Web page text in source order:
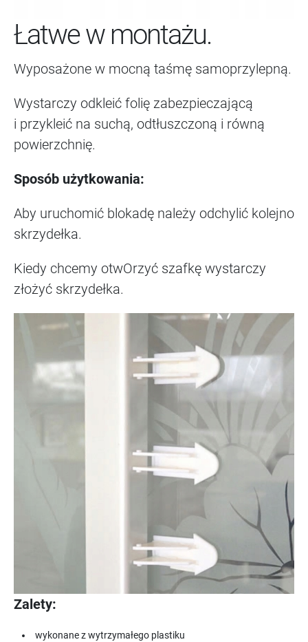
Łatwe w montażu.
Wyposażone w mocną taśmę samoprzylepną.
Wystarczy odkleić folię zabezpieczającą
i przykleić na suchą, odtłuszczoną i równą
powierzchnię.
Sposób użytkowania:
Aby uruchomić blokadę należy odchylić kolejno
skrzydełka.
Kiedy chcemy otwOrzyć szafkę wystarczy
złożyć skrzydełka.
Zalety:
wykonane z wytrzymałego plastiku